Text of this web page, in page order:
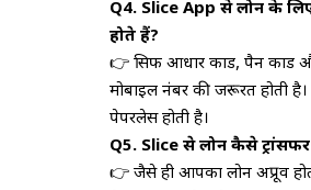
Q4. Slice App से लोन के
होते हैं?
👉 सिर्फ आधार कार्ड, पैन
मोबाइल नंबर की जरूरत होती है।
पेपरलेस होती है।
Q5. Slice से लोन कैसे ट्रांसफर
👉 जैसे ही आपका लोन अप्रूव